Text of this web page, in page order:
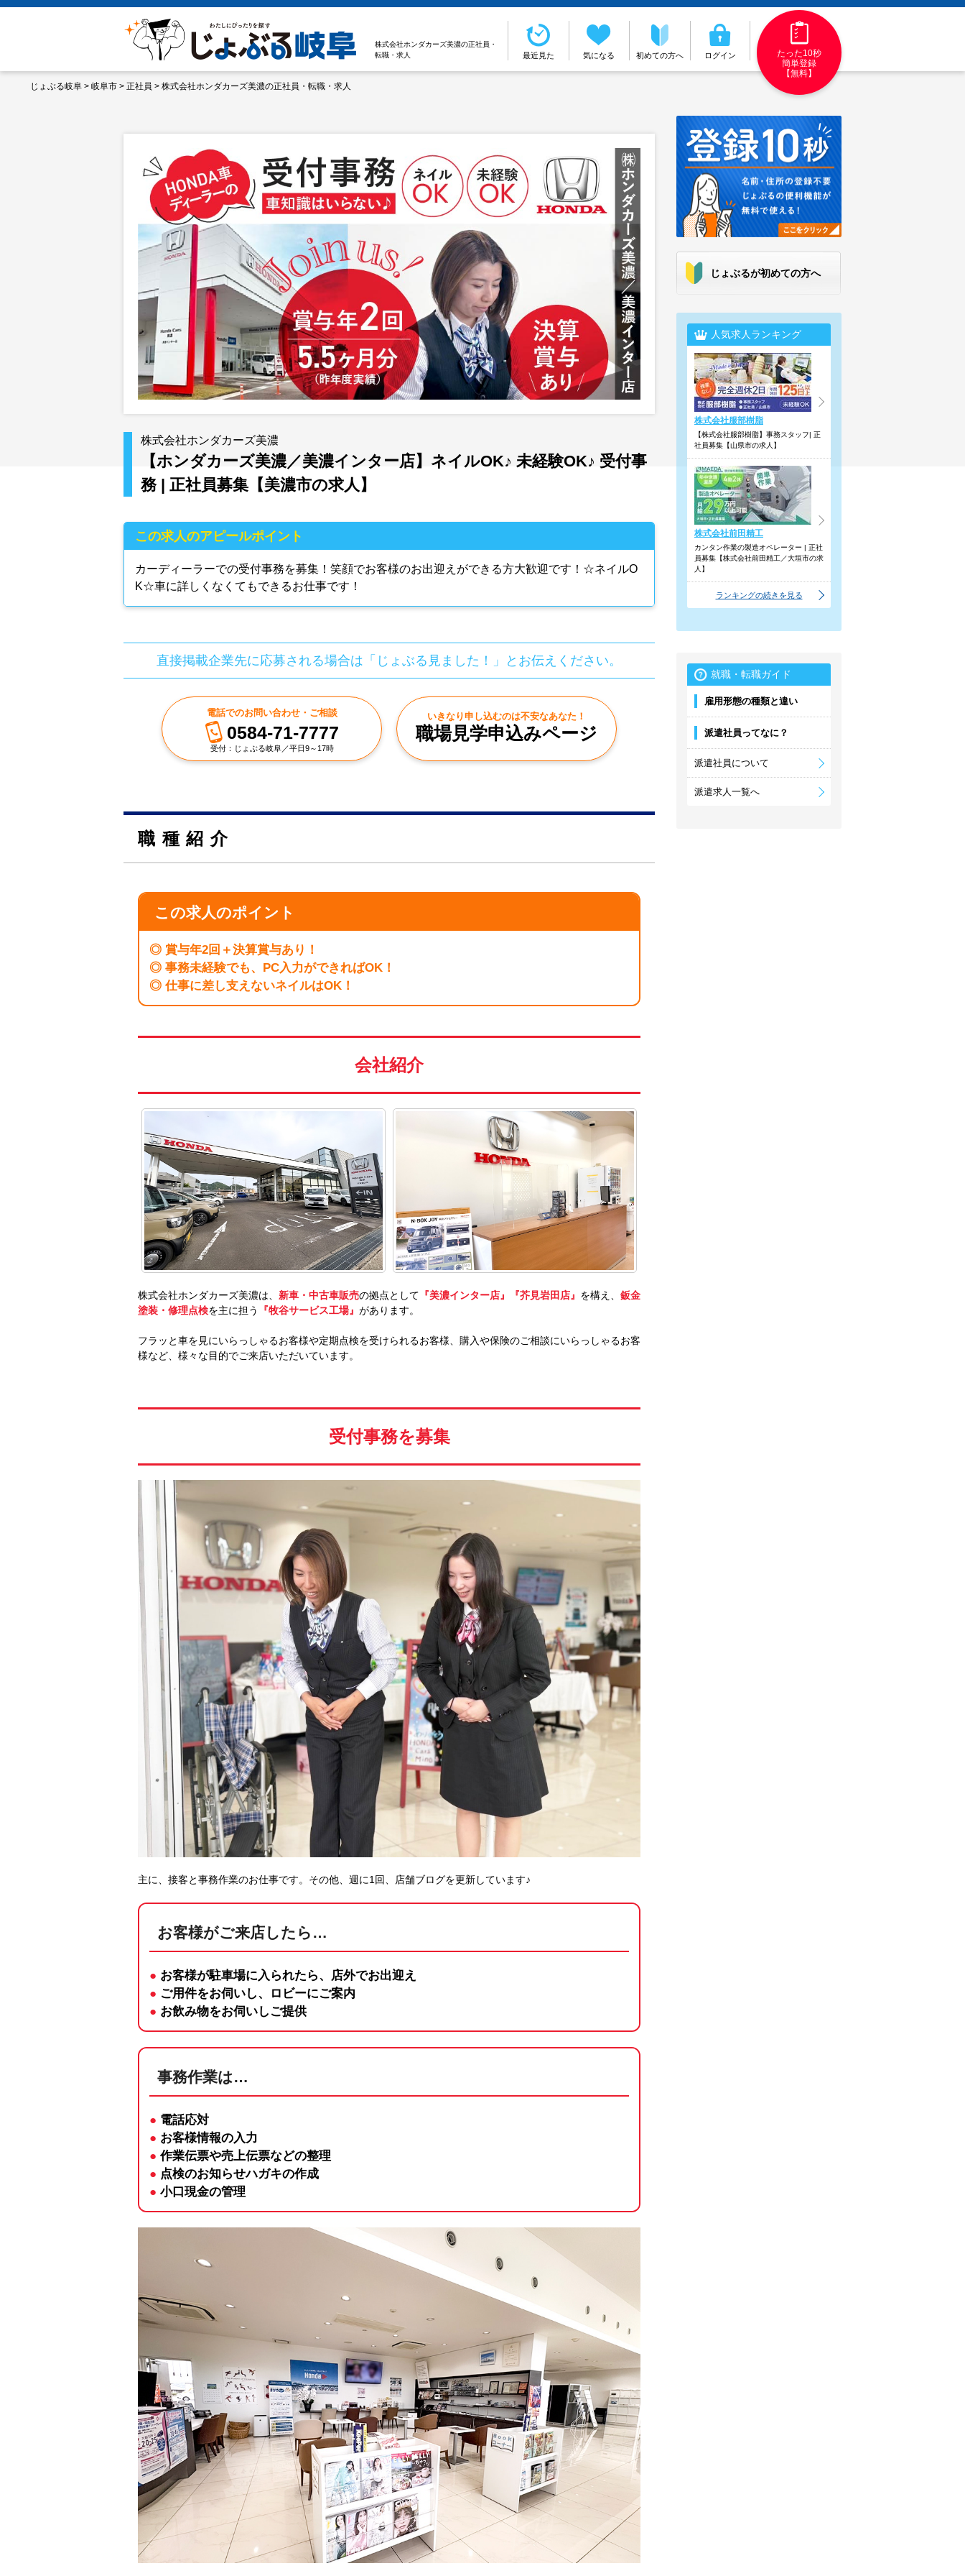
株式会社ホンダカーズ美濃の正社員・
転職・求人
最近見た 気になる 初めての方へ ログイン
たった10秒
簡単登録
【無料】
じょぶる岐阜 > 岐阜市 > 正社員 > 株式会社ホンダカーズ美濃の正社員・転職・求人
株式会社ホンダカーズ美濃
【ホンダカーズ美濃／美濃インター店】ネイルOK♪ 未経験OK♪ 受付事
務 | 正社員募集【美濃市の求人】
この求人のアピールポイント
カーディーラーでの受付事務を募集！笑顔でお客様のお出迎えができる方大歓迎です！☆ネイルO
K☆車に詳しくなくてもできるお仕事です！
直接掲載企業先に応募される場合は「じょぶる見ました！」とお伝えください。
電話でのお問い合わせ・ご相談
0584-71-7777
受付：じょぶる岐阜／平日9～17時
いきなり申し込むのは不安なあなた！
職場見学申込みページ
職種紹介
この求人のポイント
◎ 賞与年2回＋決算賞与あり！
◎ 事務未経験でも、PC入力ができればOK！
◎ 仕事に差し支えないネイルはOK！
会社紹介
株式会社ホンダカーズ美濃は、 新車・中古車販売の拠点として 『美濃インター店』『芥見岩田店』 を構え、 鈑金
塗装・修理点検を主に担う 『牧谷サービス工場』 があります。
フラッと車を見にいらっしゃるお客様や定期点検を受けられるお客様、購入や保険のご相談にいらっしゃるお客
様など、様々な目的でご来店いただいています。
受付事務を募集
主に、接客と事務作業のお仕事です。その他、週に1回、店舗ブログを更新しています♪
お客様がご来店したら…
● お客様が駐車場に入られたら、店外でお出迎え
● ご用件をお伺いし、ロビーにご案内
● お飲み物をお伺いしご提供
事務作業は…
● 電話応対
● お客様情報の入力
● 作業伝票や売上伝票などの整理
● 点検のお知らせハガキの作成
● 小口現金の管理
じょぶるが初めての方へ
人気求人ランキング
株式会社服部樹脂
【株式会社服部樹脂】事務スタッフ| 正
社員募集【山県市の求人】
株式会社前田精工
カンタン作業の製造オペレーター | 正社
員募集【株式会社前田精工／大垣市の求
人】
ランキングの続きを見る
就職・転職ガイド
雇用形態の種類と違い
派遣社員ってなに？
派遣社員について
派遣求人一覧へ